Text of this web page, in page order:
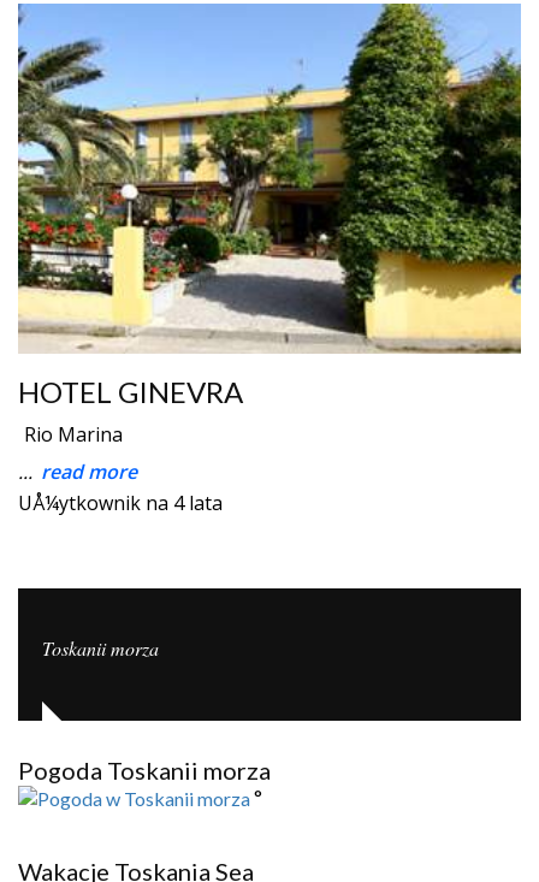
HOTEL GINEVRA
Rio Marina
... read more
UÅ¼ytkownik na 4 lata
Toskanii morza
Pogoda Toskanii morza
°
Wakacje Toskania Sea